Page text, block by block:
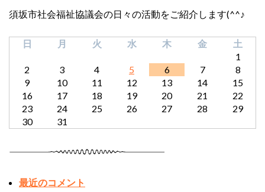
須坂市社会福祉協議会の日々の活動をご紹介します(^^♪
日 月 火 水 木 金
土
1
2
3 4 5 6 7
8
9
10 11 12 13 14
15
16
17 18 19 20 21
22
23
24 25 26 27 28
29
30
31
最近のコメント